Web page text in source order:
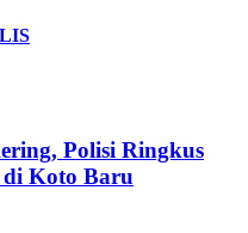
Polisi Ringkus
di Koto Baru